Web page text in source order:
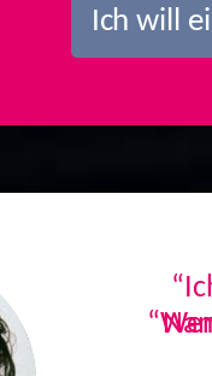
Ich will